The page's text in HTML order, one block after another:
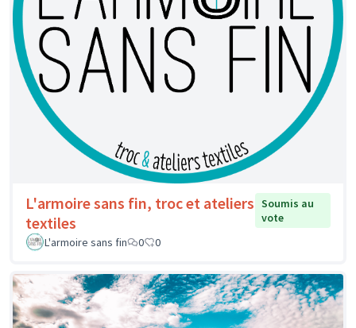
L'armoire sans fin, troc et ateliers
textiles
Soumis au
vote
L'armoire sans fin
0 0